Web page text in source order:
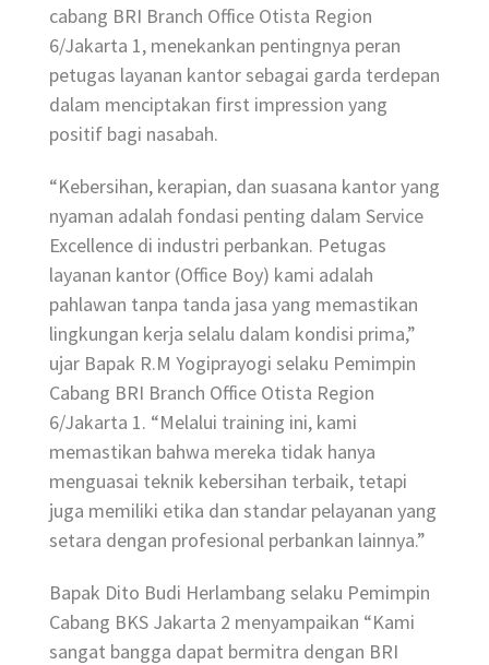
cabang BRI Branch Office Otista Region
6/Jakarta 1, menekankan pentingnya peran
petugas layanan kantor sebagai garda terdepan
dalam menciptakan first impression yang
positif bagi nasabah.
“Kebersihan, kerapian, dan suasana kantor yang
nyaman adalah fondasi penting dalam Service
Excellence di industri perbankan. Petugas
layanan kantor (Office Boy) kami adalah
pahlawan tanpa tanda jasa yang memastikan
lingkungan kerja selalu dalam kondisi prima,”
ujar Bapak R.M Yogiprayogi selaku Pemimpin
Cabang BRI Branch Office Otista Region
6/Jakarta 1. “Melalui training ini, kami
memastikan bahwa mereka tidak hanya
menguasai teknik kebersihan terbaik, tetapi
juga memiliki etika dan standar pelayanan yang
setara dengan profesional perbankan lainnya.”
Bapak Dito Budi Herlambang selaku Pemimpin
Cabang BKS Jakarta 2 menyampaikan “Kami
sangat bangga dapat bermitra dengan BRI